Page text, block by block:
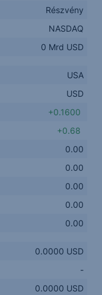
Részvény
NASDAQ
0 Mrd USD
USA
USD
+0.1600
+0.68
0.00
0.00
0.00
0.00
0.00
0.0000 USD
-
0.0000 USD